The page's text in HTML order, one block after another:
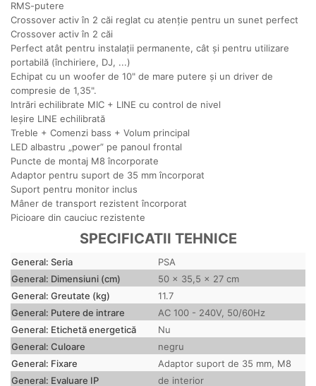
RMS-putere
Crossover activ în 2 căi reglat cu atenție pentru un sunet perfect
Crossover activ în 2 căi
Perfect atât pentru instalații permanente, cât și pentru utilizare
portabilă (închiriere, DJ, ...)
Echipat cu un woofer de 10" de mare putere și un driver de
compresie de 1,35".
Intrări echilibrate MIC + LINE cu control de nivel
Ieșire LINE echilibrată
Treble + Comenzi bass + Volum principal
LED albastru „power” pe panoul frontal
Puncte de montaj M8 încorporate
Adaptor pentru suport de 35 mm încorporat
Suport pentru monitor inclus
Mâner de transport rezistent încorporat
Picioare din cauciuc rezistente
SPECIFICATII TEHNICE
General: Seria
PSA
General: Dimensiuni (cm)
50 x 35,5 x 27 cm
General: Greutate (kg)
11.7
General: Putere de intrare
AC 100 - 240V, 50/60Hz
General: Etichetă energetică
Nu
General: Culoare
negru
General: Fixare
Adaptor suport de 35 mm, M8
General: Evaluare IP
de interior